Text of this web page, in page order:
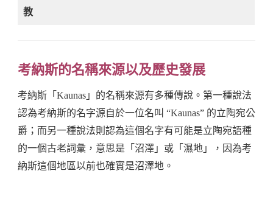
教
考納斯的名稱來源以及歷史發展
考納斯「Kaunas」的名稱來源有多種傳說。第一種說法
認為考納斯的名字源自於一位名叫 “Kaunas” 的立陶宛公
爵；而另一種說法則認為這個名字有可能是立陶宛語種
的一個古老詞彙，意思是「沼澤」或「濕地」，因為考
納斯這個地區以前也確實是沼澤地。